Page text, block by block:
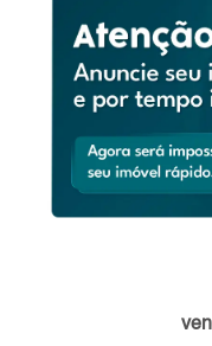
Inquilino
entrar